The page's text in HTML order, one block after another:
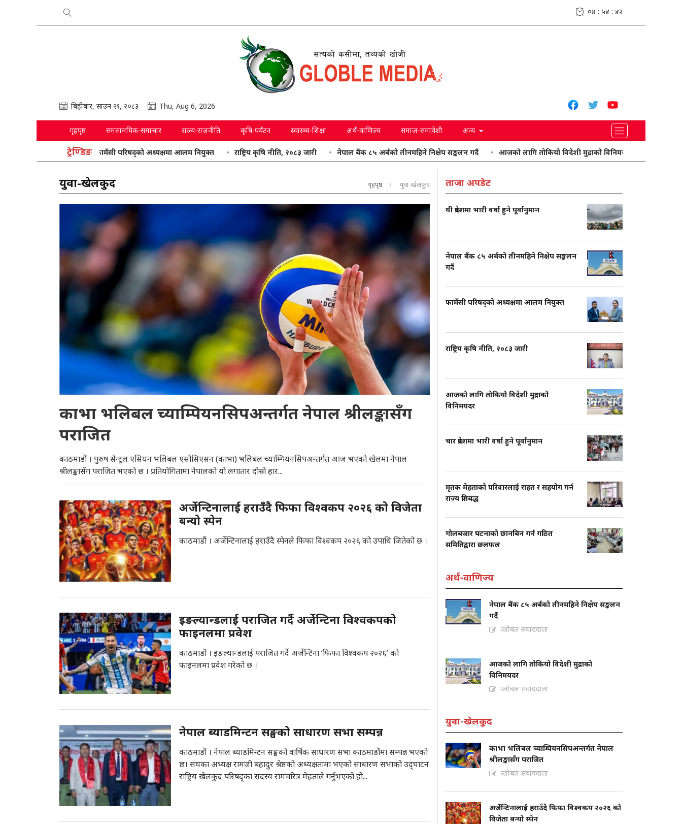
०४ : ५४ : ४३
बिहीबार, साउन २१, २०८३ Thu, Aug 6, 2026
गृहपृष्ठ समसामयिक-समाचार राज्य-राजनीति कृषि-पर्यटन स्वास्थ्य-शिक्षा अर्थ-वाणिज्य समाज-समावेशी अन्य
ट्रेण्डिङ
फार्मेसी परिषद्को अध्यक्षमा आलम नियुक्त राष्ट्रिय कृषि नीति, २०८३ जारी नेपाल बैंक ८५ अर्बको तीनमहिने निक्षेप सङ्कलन गर्दै आजको लागि तोकियो विदेशी मुद्राको विनिमयदर चार प्रदेशमा भारी
युवा-खेलकुद गृहपृष्ठ युवा-खेलकुद
काभा भलिबल च्याम्पियनसिपअन्तर्गत नेपाल श्रीलङ्कासँग
पराजित
काठमाडौं । पुरुष सेन्ट्रल एसियन भलिबल एसोसिएसन (काभा) भलिबल च्याम्पियनसिपअन्तर्गत आज भएको खेलमा नेपाल
श्रीलङ्कासँग पराजित भएको छ । प्रतियोगितामा नेपालको यो लगातार दोस्रो हार...
अर्जेन्टिनालाई हराउँदै फिफा विश्वकप २०२६ को विजेता
बन्यो स्पेन
काठमाडौं । अर्जेन्टिनालाई हराउँदै स्पेनले फिफा विश्वकप २०२६ को उपाधि जितेको छ ।
इङल्यान्डलाई पराजित गर्दै अर्जेन्टिना विश्वकपको
फाइनलमा प्रवेश
काठमाडौं । इङल्यान्डलाई पराजित गर्दै अर्जेन्टिना ‘फिफा विश्वकप २०२६’ को
फाइनलमा प्रवेश गरेको छ ।
नेपाल ब्याडमिन्टन सङ्घको साधारण सभा सम्पन्न
काठमाडौं । नेपाल ब्याडमिन्टन सङ्घको वार्षिक साधारण सभा काठमाडौंमा सम्पन्न भएको
छ। संघका अध्यक्ष रामजी बहादुर श्रेष्ठको अध्यक्षतामा भएको साधारण सभाको उद्‌घाटन
राष्ट्रिय खेलकुद परिषद्का सदस्य रामचरित्र मेहताले गर्नुभएको हो...
ताजा अपडेट
यी प्रदेशमा भारी वर्षा हुने पूर्वानुमान
नेपाल बैंक ८५ अर्बको तीनमहिने निक्षेप सङ्कलन
गर्दै
फार्मेसी परिषद्को अध्यक्षमा आलम नियुक्त
राष्ट्रिय कृषि नीति, २०८३ जारी
आजको लागि तोकियो विदेशी मुद्राको
विनिमयदर
चार प्रदेशमा भारी वर्षा हुने पूर्वानुमान
मृतक मेहताको परिवारलाई राहत र सहयोग गर्न
राज्य प्रतिबद्ध
गोलबजार घटनाको छानबिन गर्न गठित
समितिद्वारा छलफल
अर्थ-वाणिज्य
नेपाल बैंक ८५ अर्बको तीनमहिने निक्षेप सङ्कलन
गर्दै
ग्लोबल संवाददाता
आजको लागि तोकियो विदेशी मुद्राको
विनिमयदर
ग्लोबल संवाददाता
युवा-खेलकुद
काभा भलिबल च्याम्पियनसिपअन्तर्गत नेपाल
श्रीलङ्कासँग पराजित
ग्लोबल संवाददाता
अर्जेन्टिनालाई हराउँदै फिफा विश्वकप २०२६ को
विजेता बन्यो स्पेन